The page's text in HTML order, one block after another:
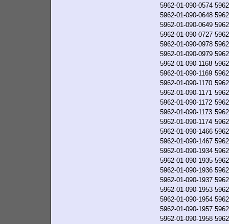
5962-01-090-0574
5962-01-090-0648
5962-01-090-0649
5962-01-090-0727
5962-01-090-0978
5962-01-090-0979
5962-01-090-1168
5962-01-090-1169
5962-01-090-1170
5962-01-090-1171
5962-01-090-1172
5962-01-090-1173
5962-01-090-1174
5962-01-090-1466
5962-01-090-1467
5962-01-090-1934
5962-01-090-1935
5962-01-090-1936
5962-01-090-1937
5962-01-090-1953
5962-01-090-1954
5962-01-090-1957
5962-01-090-1958